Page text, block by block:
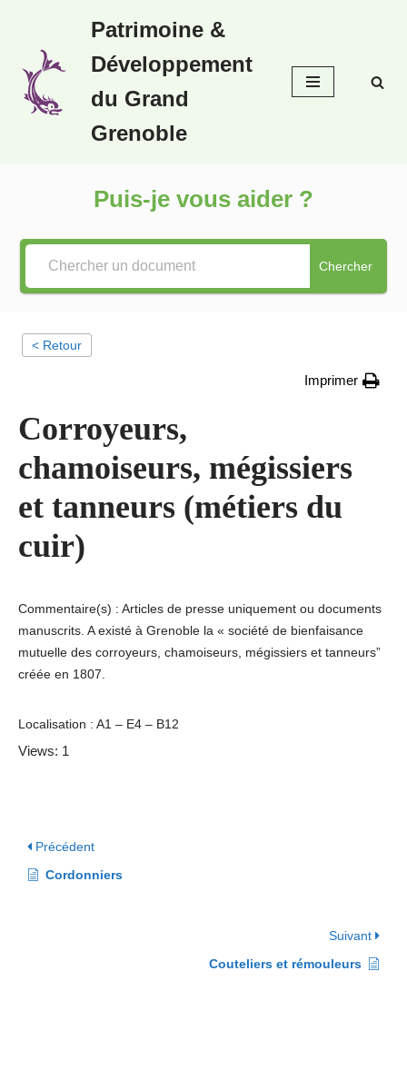
au
contenu
Patrimoine &
Développement
du Grand
Grenoble
Puis-je vous aider ?
Chercher
< Retour
Imprimer
Corroyeurs,
chamoiseurs, mégissiers
et tanneurs (métiers du
cuir)
Commentaire(s) : Articles de presse uniquement ou documents
manuscrits. A existé à Grenoble la « société de bienfaisance
mutuelle des corroyeurs, chamoiseurs, mégissiers et tanneurs”
créée en 1807.
Localisation : A1 – E4 – B12
Views: 1
Précédent
Cordonniers
Suivant
Couteliers et rémouleurs